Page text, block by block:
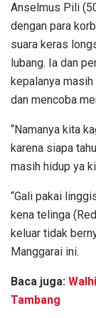
Anselmus Pili
dengan para
suara keras
lubang. Ia dan
kepalanya
dan mencoba
“Namanya kita
karena siapa
masih hidup ya
“Gali pakai
kena telinga
keluar tidak
Manggarai ini.
Baca juga:
Tambang